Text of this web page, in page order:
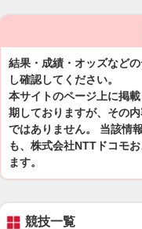
結果・成績・オッズなど
し確認してください。
本サイトのページ上に掲
期しておりますが、その
ではありません。 当該情
も、株式会社NTTドコモ
ます。
競技一覧